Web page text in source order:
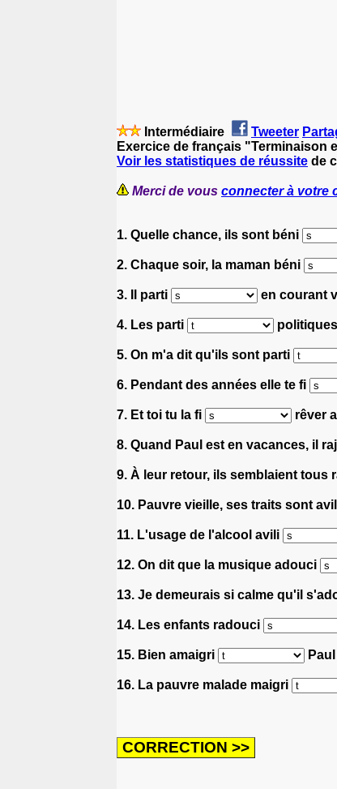
Intermédiaire Tweeter
Exercice de français "Terminaison
Voir les statistiques de réussite de
Merci de vous connecter à votre
1. Quelle chance, ils sont béni
2. Chaque soir, la maman béni
3. Il parti en courant
4. Les parti
5. On m'a dit qu'ils sont parti
6. Pendant des années elle te fi
7. Et toi tu la fi rêver
8. Quand Paul est en vacances, il
9. À leur retour, ils semblaient tous
10. Pauvre vieille, ses traits sont
11. L'usage de l'alcool avili
12. On dit que la musique adouci
13. Je demeurais si calme qu'il
14. Les enfants radouci
15. Bien amaigri
16. La pauvre malade maigri